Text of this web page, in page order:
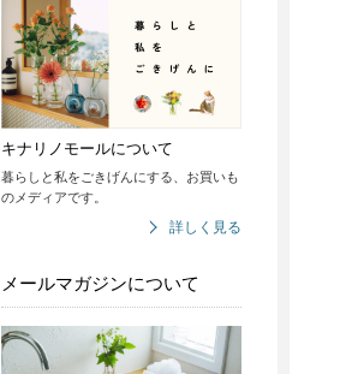
キナリノモールについて
暮らしと私をごきげんにする、お買いも
のメディアです。
詳しく見る
メールマガジンについて